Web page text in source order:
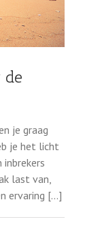
je graag
je het licht
last van,
ervaring [...]